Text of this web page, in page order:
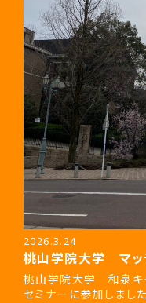
2026.3.24
桃山学院大学 マッ
桃山学院大学 和泉キ
セミナーに参加しました